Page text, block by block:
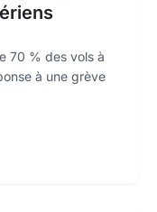
70 % des vols à
à une grève